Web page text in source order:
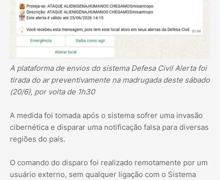
A plataforma de envios do sistema Defesa Civil Alerta foi
tirada do ar preventivamente na madrugada deste sábado
(20/6), por volta de 1h30
A medida foi tomada após o sistema sofrer uma invasão
cibernética e disparar uma notificação falsa para diversas
regiões do país.
O comando do disparo foi realizado remotamente por um
usuário externo, sem qualquer ligação com o Sistema